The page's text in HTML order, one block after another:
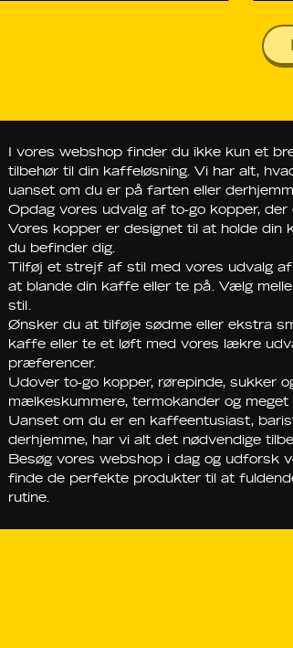
I vores webshop finder du ikke kun et
tilbehør til din kaffeløsning. Vi har alt,
uanset om du er på farten eller
Opdag vores udvalg af to-go kopper,
Vores kopper er designet til at holde din
du befinder dig.
Tilføj et strejf af stil med vores udvalg af
at blande din kaffe eller te på. Vælg
stil.
Ønsker du at tilføje sødme eller ekstra
kaffe eller te et løft med vores lækre
præferencer.
Udover to-go kopper, rørepinde, sukker
mælkeskummere, termokander og
Uanset om du er en kaffeentusiast,
derhjemme, har vi alt det nødvendige
Besøg vores webshop i dag og udforsk
finde de perfekte produkter til at
rutine.